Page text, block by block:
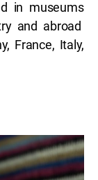
in museums
and abroad
France, Italy,